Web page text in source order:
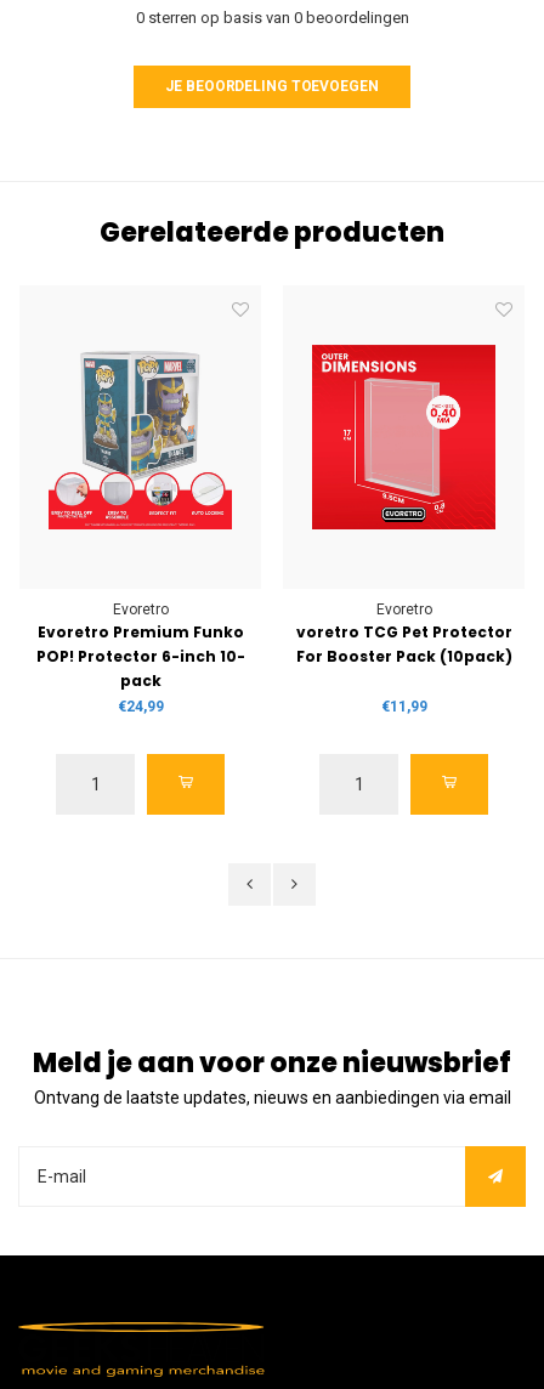
0 sterren op basis van 0 beoordelingen
JE BEOORDELING TOEVOEGEN
Gerelateerde producten
Evoretro
Evoretro Premium Funko
POP! Protector 6-inch 10-
pack
€24,99
Evoretro
voretro TCG Pet Protector
For Booster Pack (10pack)
€11,99
Meld je aan voor onze nieuwsbrief
Ontvang de laatste updates, nieuws en aanbiedingen via email